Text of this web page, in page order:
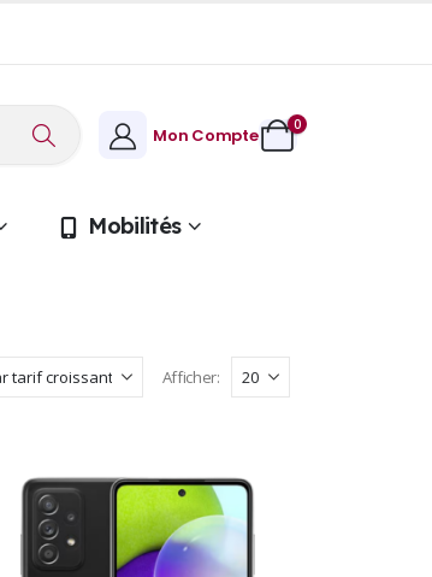
Mon Compte 0
Mobilités
Afficher: